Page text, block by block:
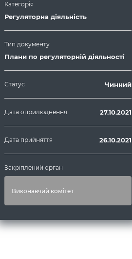
Категорія
Регуляторна діяльність
Тип документу
Плани по регуляторній діяльності
Статус Чинний
Дата оприлюднення 27.10.2021
Дата прийняття 26.10.2021
Закріплений орган
Виконавчий комітет